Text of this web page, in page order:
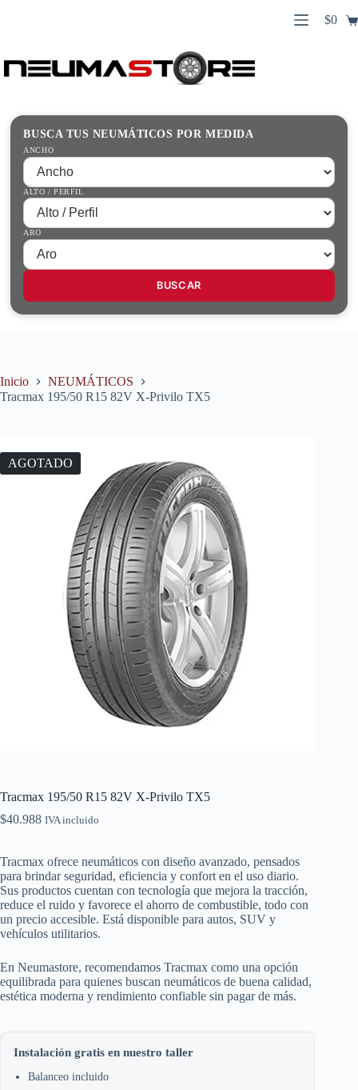
productosInicio
Guías Prácticas
Tienda
Carro
$0
BUSCA TUS NEUMÁTICOS POR MEDIDA
ANCHO
ALTO / PERFIL
ARO
BUSCAR
Inicio
NEUMÁTICOS
Tracmax 195/50 R15 82V X-Privilo TX5
AGOTADO
Tracmax 195/50 R15 82V X-Privilo TX5
$40.988 IVA incluido
Tracmax ofrece neumáticos con diseño avanzado, pensados
para brindar seguridad, eficiencia y confort en el uso diario.
Sus productos cuentan con tecnología que mejora la tracción,
reduce el ruido y favorece el ahorro de combustible, todo con
un precio accesible. Está disponible para autos, SUV y
vehículos utilitarios.
En Neumastore, recomendamos Tracmax como una opción
equilibrada para quienes buscan neumáticos de buena calidad,
estética moderna y rendimiento confiable sin pagar de más.
Instalación gratis en nuestro taller
Balanceo incluido